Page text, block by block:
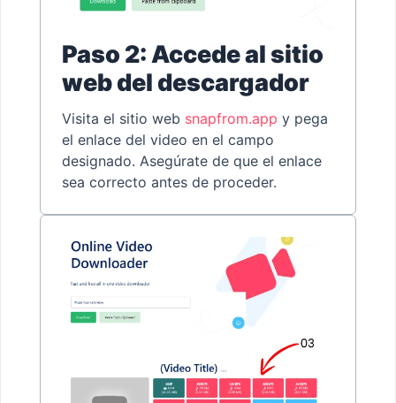
Paso 2: Accede al sitio
web del descargador
Visita el sitio web snapfrom.app y pega
el enlace del video en el campo
designado. Asegúrate de que el enlace
sea correcto antes de proceder.